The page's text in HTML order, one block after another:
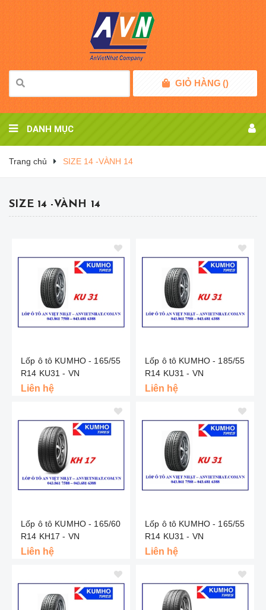
GIỎ HÀNG ()
DANH MỤC
Trang chủ SIZE 14 -VÀNH 14
SIZE 14 -VÀNH 14
Lốp ô tô KUMHO - 165/55
R14 KU31 - VN
Liên hệ
Lốp ô tô KUMHO - 185/55
R14 KU31 - VN
Liên hệ
Lốp ô tô KUMHO - 165/60
R14 KH17 - VN
Liên hệ
Lốp ô tô KUMHO - 165/55
R14 KU31 - VN
Liên hệ